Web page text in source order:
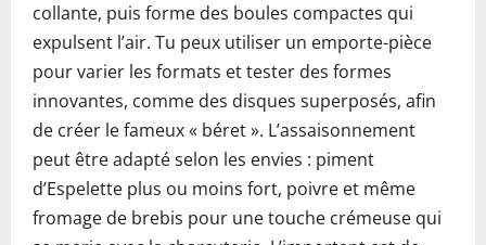
collante, puis forme des boules compactes qui
expulsent l’air. Tu peux utiliser un emporte-pièce
pour varier les formats et tester des formes
innovantes, comme des disques superposés, afin
de créer le fameux « béret ». L’assaisonnement
peut être adapté selon les envies : piment
d’Espelette plus ou moins fort, poivre et même
fromage de brebis pour une touche crémeuse qui